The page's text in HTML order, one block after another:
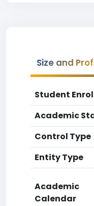
Size and
Student
Academic
Control Type
Entity Type
Academic
Calendar